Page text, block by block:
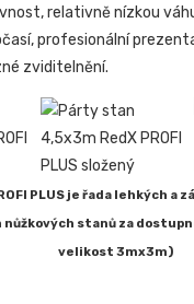
relativně nízkou
profesionální
zviditelnění.
PLUS je řada lehkých a
stanů za
velikost 3mx3m)